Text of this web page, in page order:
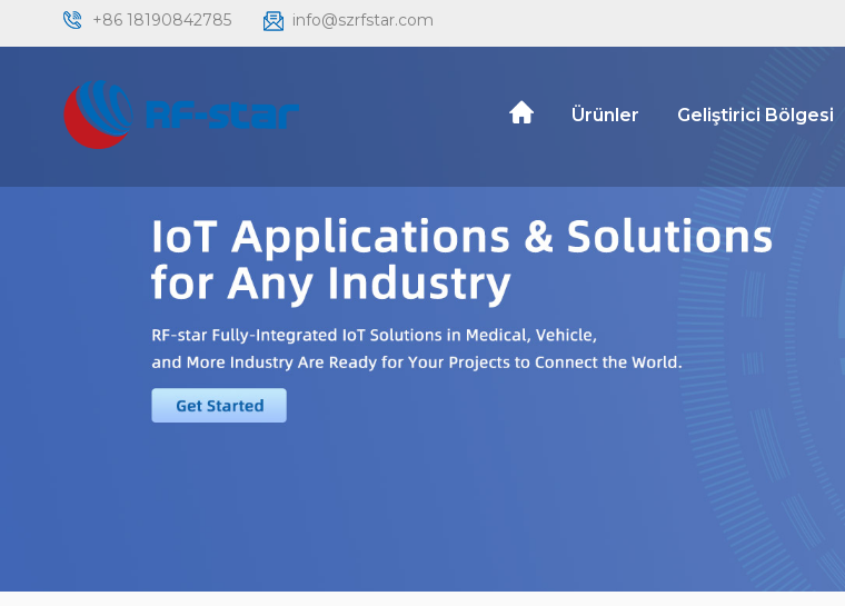
+86 18190842785 info@szrfstar.com
Ürünler Geliştirici Bölgesi